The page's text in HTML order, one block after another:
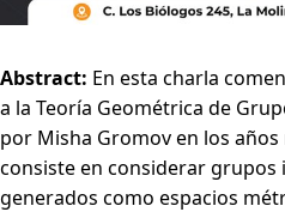
Abstract: En esta charla
a la Teoría Geométrica de
por Misha Gromov en los
consiste en considerar
generados como espacios